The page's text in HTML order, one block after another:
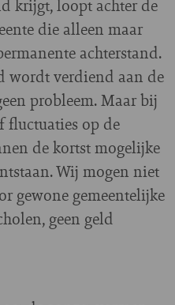
krijgt, loopt achter de
die alleen maar
achterstand.
wordt verdiend aan de
probleem. Maar bij
fluctuaties op de
de kortst mogelijke
Wij mogen niet
gewone gemeentelijke
geen geld